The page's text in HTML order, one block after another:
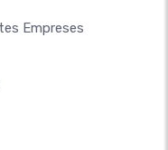
Empreses